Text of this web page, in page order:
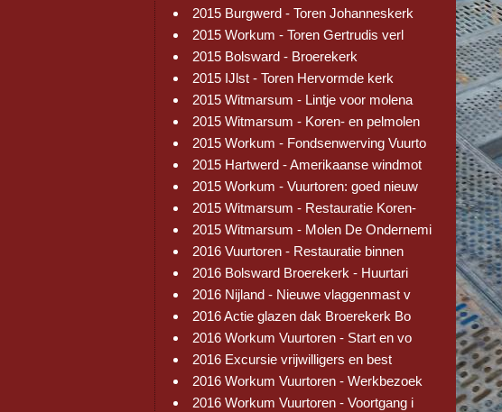
2015 Burgwerd - Toren Johanneskerk
2015 Workum - Toren Gertrudis verl
2015 Bolsward - Broerekerk
2015 IJlst - Toren Hervormde kerk
2015 Witmarsum - Lintje voor molena
2015 Witmarsum - Koren- en pelmolen
2015 Workum - Fondsenwerving Vuurto
2015 Hartwerd - Amerikaanse windmot
2015 Workum - Vuurtoren: goed nieuw
2015 Witmarsum - Restauratie Koren-
2015 Witmarsum - Molen De Ondernemi
2016 Vuurtoren - Restauratie binnen
2016 Bolsward Broerekerk - Huurtari
2016 Nijland - Nieuwe vlaggenmast v
2016 Actie glazen dak Broerekerk Bo
2016 Workum Vuurtoren - Start en vo
2016 Excursie vrijwilligers en best
2016 Workum Vuurtoren - Werkbezoek
2016 Workum Vuurtoren - Voortgang i